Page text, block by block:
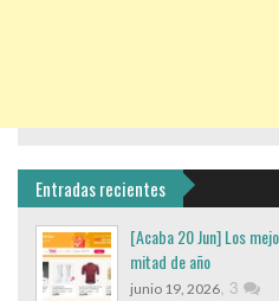
Entradas recientes
[Acaba 20 Jun] Los
mitad de año
junio 19, 2026, 3